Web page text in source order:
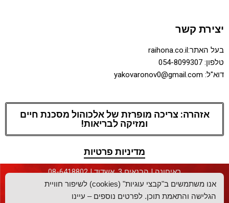
יצירת קשר
בעל האתר:raihona.co.il
טלפון: 054-8099307
דוא"ל: yakovaronov0@gmail.com
אזהרה: צריכה מופרזת של אלכוהול מסכנת חיים
ומזיקה לבריאות!
מדיניות פרטיות
ראיחונה | הבנאים 3, אשדוד | 08-6418802
אנו משתמשים ב"קבצי עוגיות" (cookies) לשיפור חוויית
הגלישה והתאמת תוכן. לפרטים נוספים – עיינו